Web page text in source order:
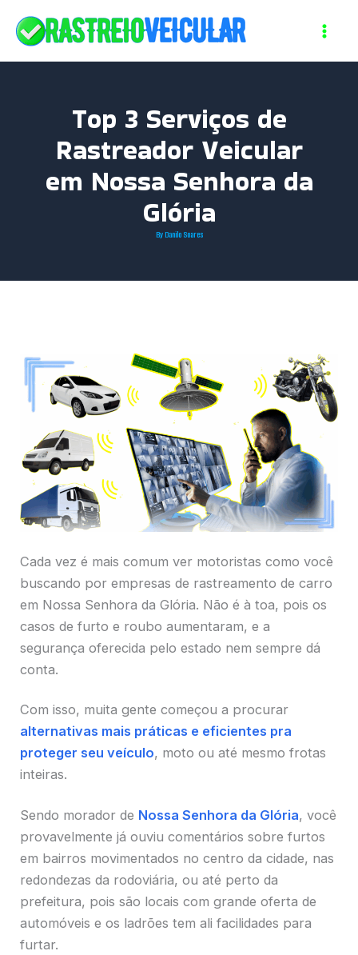
Top 3 Serviços de
Rastreador Veicular
em Nossa Senhora da
Glória
ByDanilo Soares
Cada vez é mais comum ver motoristas como você
buscando por empresas de rastreamento de carro
em Nossa Senhora da Glória. Não é à toa, pois os
casos de furto e roubo aumentaram, e a
segurança oferecida pelo estado nem sempre dá
conta.
Com isso, muita gente começou a procurar
alternativas mais práticas e eficientes pra
proteger seu veículo, moto ou até mesmo frotas
inteiras.
Sendo morador de Nossa Senhora da Glória, você
provavelmente já ouviu comentários sobre furtos
em bairros movimentados no centro da cidade, nas
redondezas da rodoviária, ou até perto da
prefeitura, pois são locais com grande oferta de
automóveis e os ladrões tem ali facilidades para
furtar.